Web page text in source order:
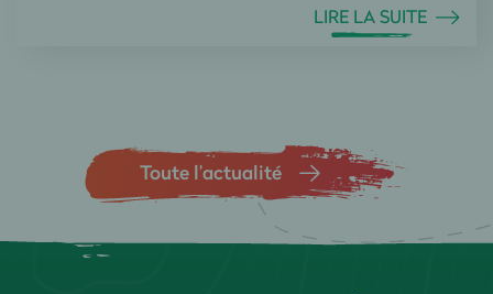
LIRE LA SUITE
Toute l’actualité